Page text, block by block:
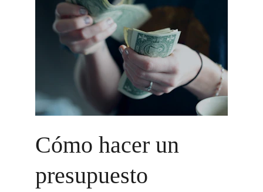
Cómo hacer un
presupuesto